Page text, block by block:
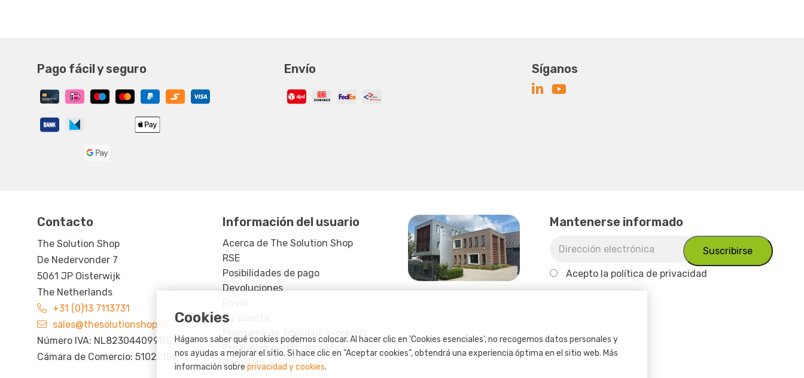
Cookies
Háganos saber qué cookies podemos colocar. Al hacer clic en 'Cookies esenciales', no recogemos datos personales y
nos ayudas a mejorar el sitio. Si hace clic en "Aceptar cookies", obtendrá una experiencia óptima en el sitio web. Más
información sobre privacidad y cookies.
Pago fácil y seguro Envío Síganos
Contacto
The Solution Shop
De Nedervonder 7
5061 JP Oisterwijk
The Netherlands
+31 (0)13 7113731
sales@thesolutionshop.nl
Número IVA: NL823044099B01
Cámara de Comercio: 51025159
Información del usuario
Acerca de The Solution Shop
RSE
Posibilidades de pago
Devoluciones
Su cuenta
Programa de fidelidad: s-credits
Productos personalizados
Contacto
Mantenerse informado
Acepto la política de privacidad